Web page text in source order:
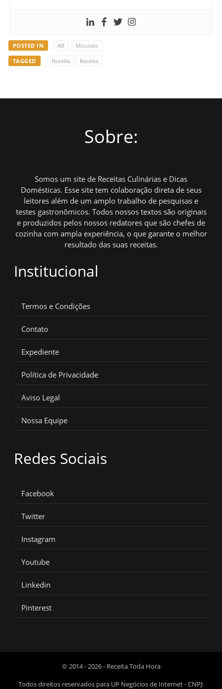
POSTED IN AB Mousses
TAGGED Nutella Receita
Sobre:
Somos um site de Receitas Culinárias e Dicas
Domésticas. Esse site tem colaboração direta de seus
leitores além de um amplo trabalho de pesquisas e
testes gastronômicos. Todos nossos textos são originais
e produzidos pelos nossos redatores que são chefes de
cozinha com ampla experiência, o que garante o melhor
resultado das suas receitas.
Institucional
Termos e Condições
Contato
Expediente
Política de Privacidade
Aviso Legal
Nossa Equipe
Redes Sociais
Facebook
Twitter
Instagram
Youtube
Linkedin
Pinterest
© 2014 - 2026 - Receita Toda Hora
Todos direitos reservados para UP Negócios de Internet - CNPJ: